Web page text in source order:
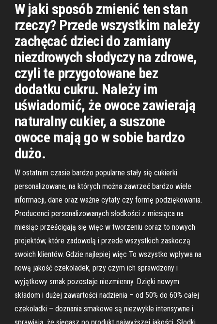
W jaki sposób zmienić ten stan
rzeczy? Przede wszystkim należy
zachęcać dzieci do zamiany
niezdrowych słodyczy na zdrowe,
czyli te przygotowane bez
dodatku cukru. Należy im
uświadomić, że owoce zawierają
naturalny cukier, a suszone
owoce mają go w sobie bardzo
dużo.
W ostatnim czasie bardzo popularne stały się cukierki
personalizowane, na których można zawrzeć bardzo wiele
informacji, dane oraz ważne cytaty czy formę podziękowania.
Producenci personalizowanych słodkości z miesiąca na
miesiąc prześcigają się więc w tworzeniu coraz to nowych
projektów, które zadowolą i przede wszystkich zaskoczą
swoich klientów. Gdzie najlepiej więc To wszystko wpływa na
nową jakość czekoladek, przy czym ich sprawdzony i
wyjątkowy smak pozostaje niezmienny. Dzięki nowym
składom i dużej zawartości nadzienia – od 50% do 60% całej
czekoladki – doznania smakowe są niezwykle intensywne i